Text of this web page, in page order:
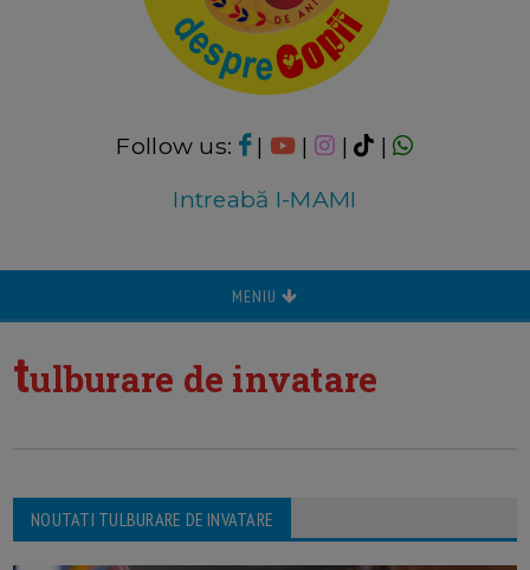
Follow us: | | |
|
Intreabă I-MAMI
MENIU
tulburare de invatare
NOUTATI TULBURARE DE INVATARE